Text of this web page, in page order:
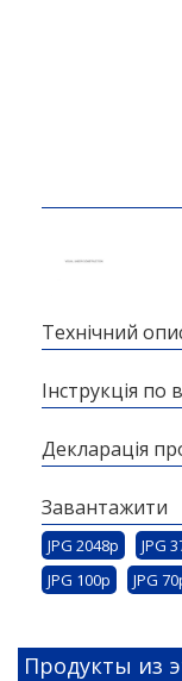
Технічний
Інструкція
Декларація
Завантажити
JPG 2048p JPG
JPG 100p
JPG
Продукты из